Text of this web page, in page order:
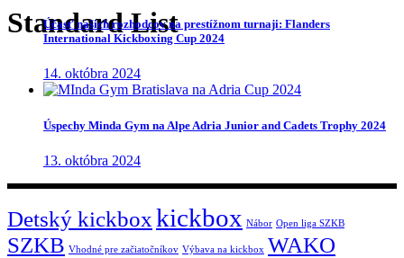
Standard List
Účasť našich rozhodcov na prestížnom turnaji: Flanders
International Kickboxing Cup 2024
14. októbra 2024
Úspechy Minda Gym na Alpe Adria Junior and Cadets Trophy 2024
13. októbra 2024
Detský kickboxkickbox Nábor Open liga SZKB
SZKB Vhodné pre začiatočníkov Výbava na kickbox WAKO